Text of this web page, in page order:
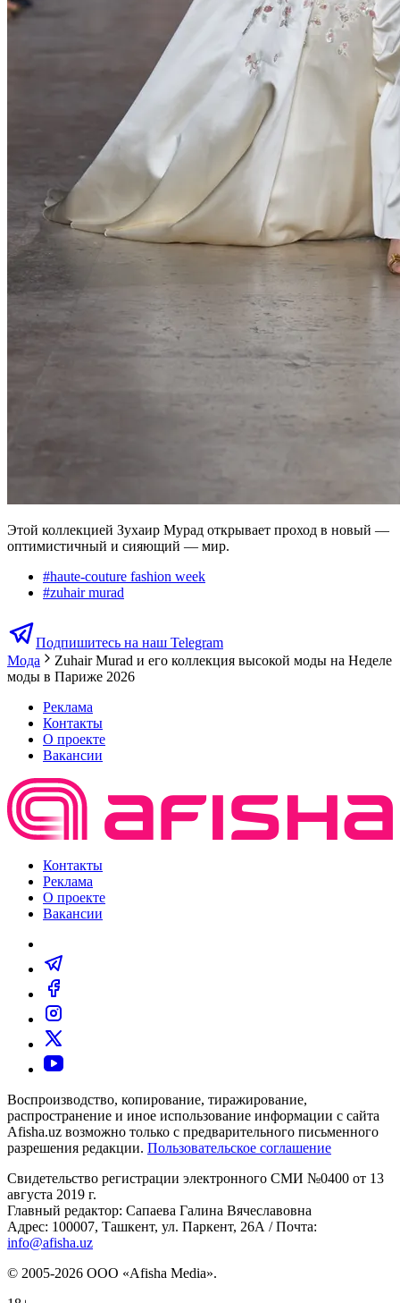
Этой коллекцией Зухаир Мурад открывает проход в новый —
оптимистичный и сияющий — мир.
#haute-couture fashion week
#zuhair murad
Подпишитесь на наш Telegram
Мода
Zuhair Murad и его коллекция высокой моды на Неделе
моды в Париже 2026
Реклама
Контакты
О проекте
Вакансии
Контакты
Реклама
О проекте
Вакансии
Воспроизводство, копирование, тиражирование,
распространение и иное использование информации с сайта
Afisha.uz возможно только с предварительного письменного
разрешения редакции. Пользовательское соглашение
Свидетельство регистрации электронного СМИ №0400 от 13
августа 2019 г.
Главный редактор: Сапаева Галина Вячеславовна
Адрес: 100007, Ташкент, ул. Паркент, 26А / Почта:
info@afisha.uz
© 2005-2026 ООО «Afisha Media».